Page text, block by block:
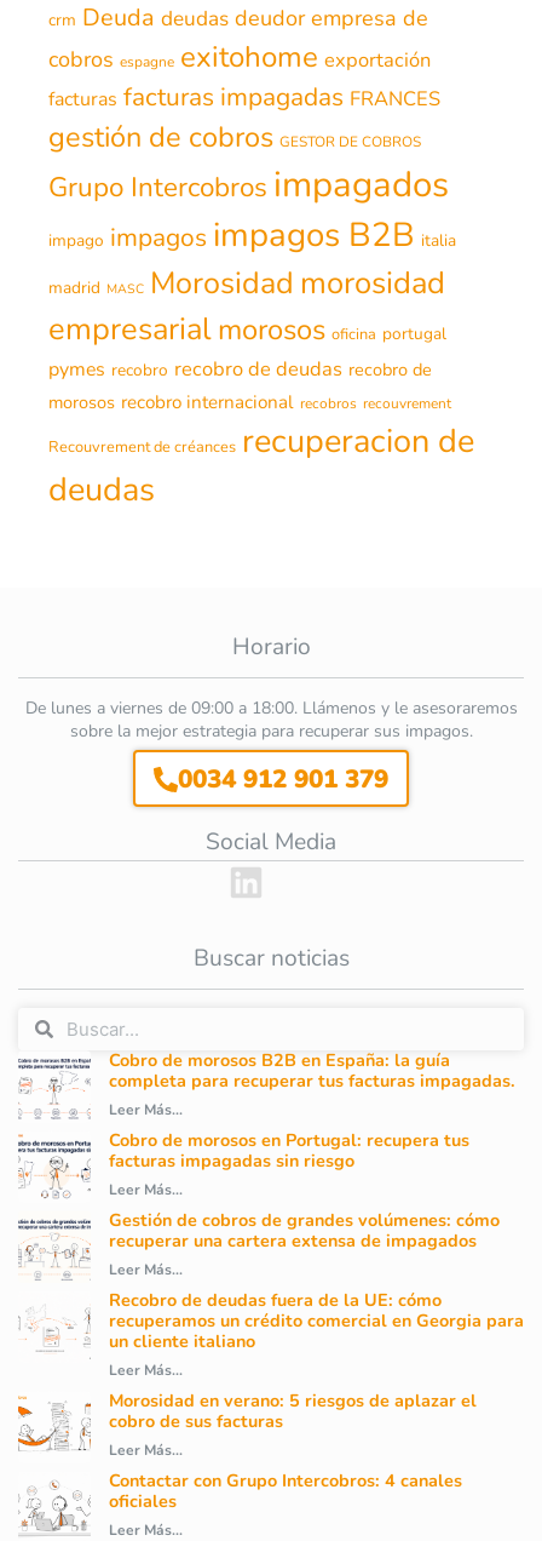
crm Deuda deudas deudor empresa de
cobros espagne exitohome exportación
facturas facturas impagadas FRANCES
gestión de cobros GESTOR DE COBROS
Grupo Intercobros impagados
impago impagos impagos B2B italia
madrid MASC Morosidad morosidad
empresarialmorosos oficina portugal
pymes recobro recobro de deudas recobro de
morosos recobro internacional recobros recouvrement
Recouvrement de créances recuperacion de
deudas
Horario
De lunes a viernes de 09:00 a 18:00. Llámenos y le asesoraremos
sobre la mejor estrategia para recuperar sus impagos.
0034 912 901 379
Social Media
Buscar noticias
Cobro de morosos B2B en España: la guía
completa para recuperar tus facturas impagadas.
Leer Más...
Cobro de morosos en Portugal: recupera tus
facturas impagadas sin riesgo
Leer Más...
Gestión de cobros de grandes volúmenes: cómo
recuperar una cartera extensa de impagados
Leer Más...
Recobro de deudas fuera de la UE: cómo
recuperamos un crédito comercial en Georgia para
un cliente italiano
Leer Más...
Morosidad en verano: 5 riesgos de aplazar el
cobro de sus facturas
Leer Más...
Contactar con Grupo Intercobros: 4 canales
oficiales
Leer Más...